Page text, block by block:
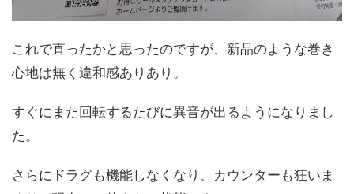
これで直ったかと思ったのですが、新品のような巻き
心地は無く違和感ありあり。
すぐにまた回転するたびに異音が出るようになりまし
た。
さらにドラグも機能しなくなり、カウンターも狂いま